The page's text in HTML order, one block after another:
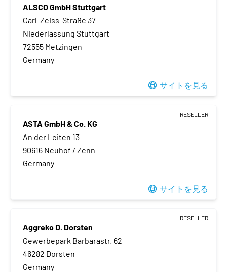
ALSCO GmbH Stuttgart
Carl-Zeiss-Straße 37
Niederlassung Stuttgart
72555 Metzingen
Germany
サイトを見る
RESELLER
ASTA GmbH & Co. KG
An der Leiten 13
90616 Neuhof / Zenn
Germany
サイトを見る
RESELLER
Aggreko D. Dorsten
Gewerbepark Barbarastr. 62
46282 Dorsten
Germany